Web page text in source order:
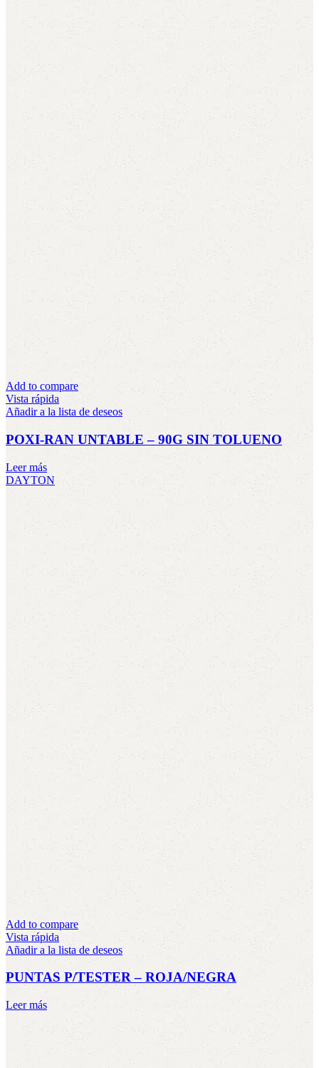
Add to compare
Vista rápida
Añadir a la lista de deseos
POXI-RAN UNTABLE – 90G SIN TOLUENO
Leer más
DAYTON
Add to compare
Vista rápida
Añadir a la lista de deseos
PUNTAS P/TESTER – ROJA/NEGRA
Leer más